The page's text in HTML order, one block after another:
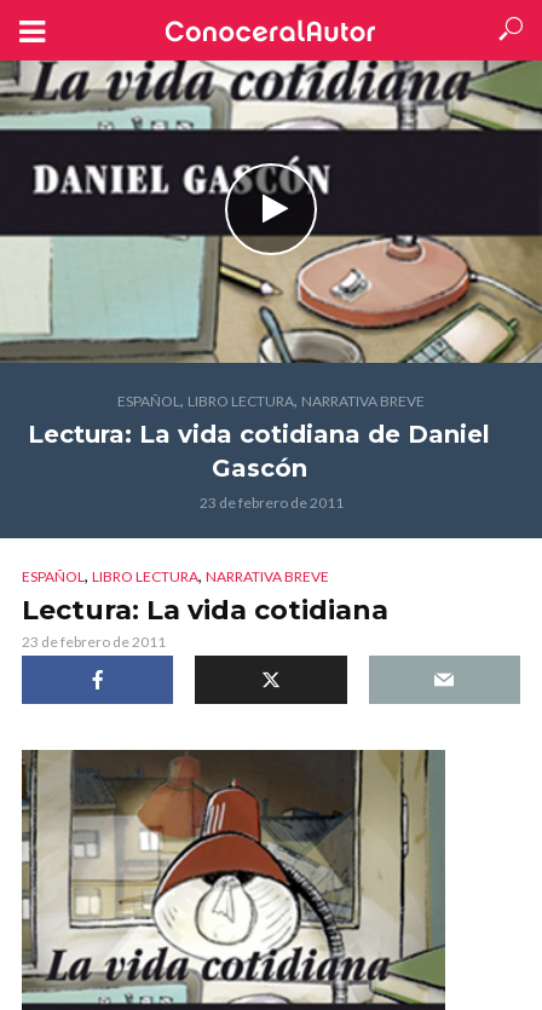
ESPAÑOL, LIBRO LECTURA, NARRATIVA BREVE
Lectura: La vida cotidiana de Daniel
Gascón
23 de febrero de 2011
ESPAÑOL, LIBRO LECTURA, NARRATIVA BREVE
Lectura: La vida cotidiana
23 de febrero de 2011